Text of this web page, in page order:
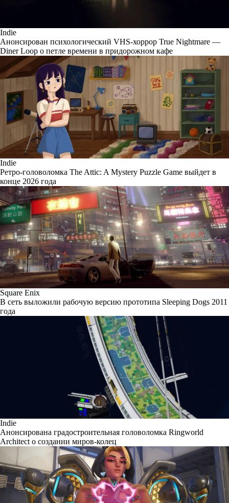
Indie
Анонсирован психологический VHS-хоррор True Nightmare —
Diner Loop о петле времени в придорожном кафе
Indie
Ретро-головоломка The Attic: A Mystery Puzzle Game выйдет в
конце 2026 года
Square Enix
В сеть выложили рабочую версию прототипа Sleeping Dogs 2011
года
Indie
Анонсирована градостроительная головоломка Ringworld
Architect о создании миров-колец